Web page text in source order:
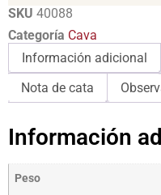
SKU 40088
Categoría Cava
Información adicional
Nota de cata
Información
Peso